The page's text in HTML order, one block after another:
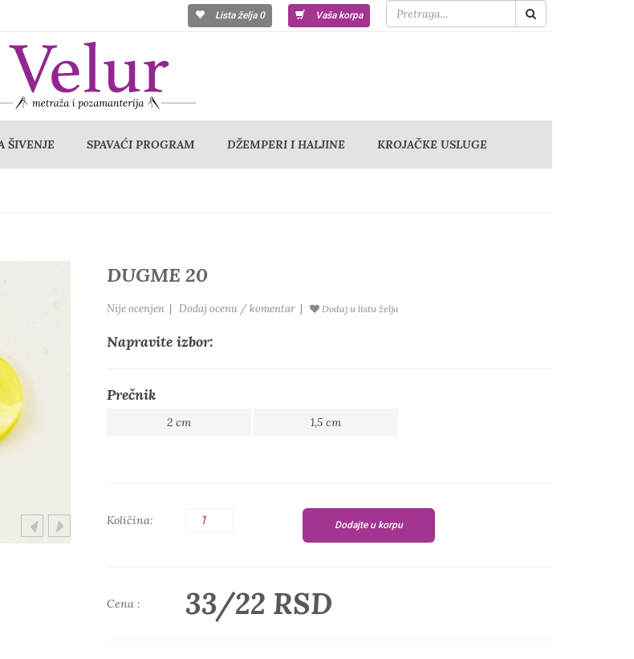
Lista želja 0 Vaša korpa
ŠIVENJE SPAVAĆI PROGRAM DŽEMPERI I HALJINE KROJAČKE USLUGE
DUGME 20
Nije ocenjen | Dodaj ocenu / komentar | Dodaj u listu želja
Napravite izbor:
Prečnik
2 cm 1,5 cm
Količina: Dodajte u korpu
Cena : 33/22 RSD